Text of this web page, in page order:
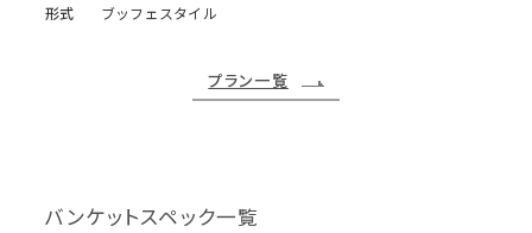
形式
ブッフェスタイル
プラン一覧
バンケットスペック一覧